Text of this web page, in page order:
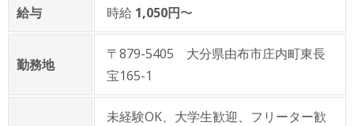
給与 時給 1,050円〜
勤務地
〒879-5405 大分県由布市庄内町東長
宝165-1
未経験OK、大学生歓迎、フリーター歓